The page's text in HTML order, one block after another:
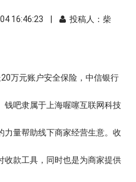
04 16:46:23 | 投稿人：柴
万元账户安全保险，中信银行
钱吧隶属于上海喔噻互联网科技
力量帮助线下商家经营生意。收
收款工具，同时也是为商家提供